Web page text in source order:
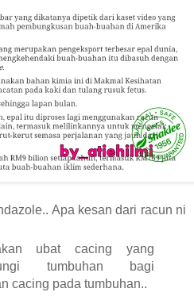
Apa kesan dari racun ni
ubat cacing yang
tumbuhan bagi
cacing pada tumbuhan..